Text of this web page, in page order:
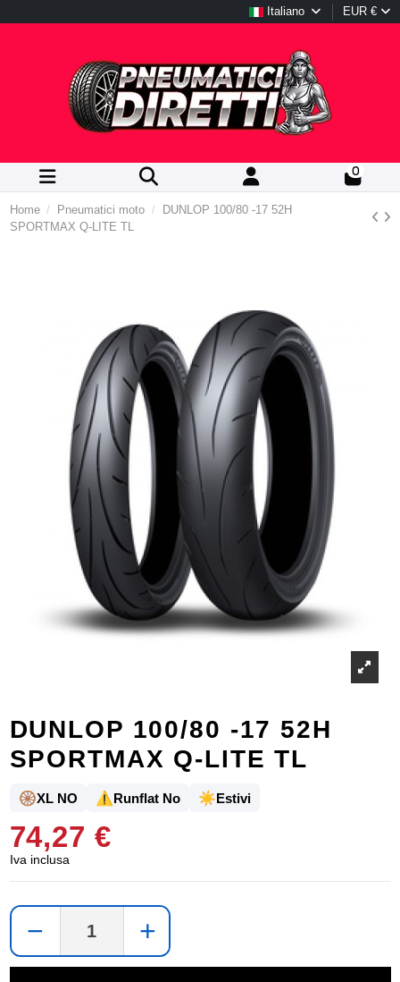
Italiano EUR €
0
Home Pneumatici moto
DUNLOP 100/80 -17 52H
SPORTMAX Q-LITE TL
DUNLOP 100/80 -17 52H
SPORTMAX Q-LITE TL
🛞XL NO ⚠️Runflat No ☀️Estivi
74,27 €
Iva inclusa
− +